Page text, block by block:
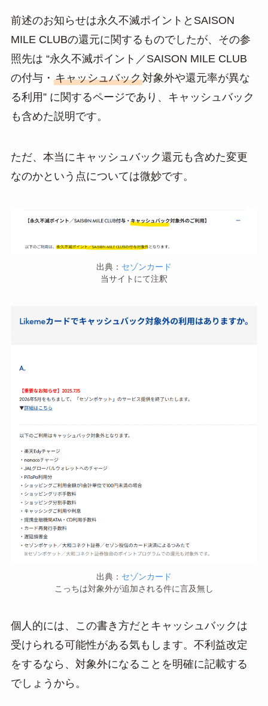
前述のお知らせは永久不滅ポイントとSAISON
MILE CLUBの還元に関するものでしたが、その参
照先は “永久不滅ポイント／SAISON MILE CLUB
の付与・ キャッシュバック対象外や還元率が異な
る利用” に関するページであり、キャッシュバック
も含めた説明です。
ただ、本当にキャッシュバック還元も含めた変更
なのかという点については微妙です。
出典： セゾンカード
当サイトにて注釈
出典： セゾンカード
こっちは対象外が追加される件に言及無し
個人的には、この書き方だとキャッシュバックは
受けられる可能性がある気もします。不利益改定
をするなら、対象外になることを明確に記載する
でしょうから。